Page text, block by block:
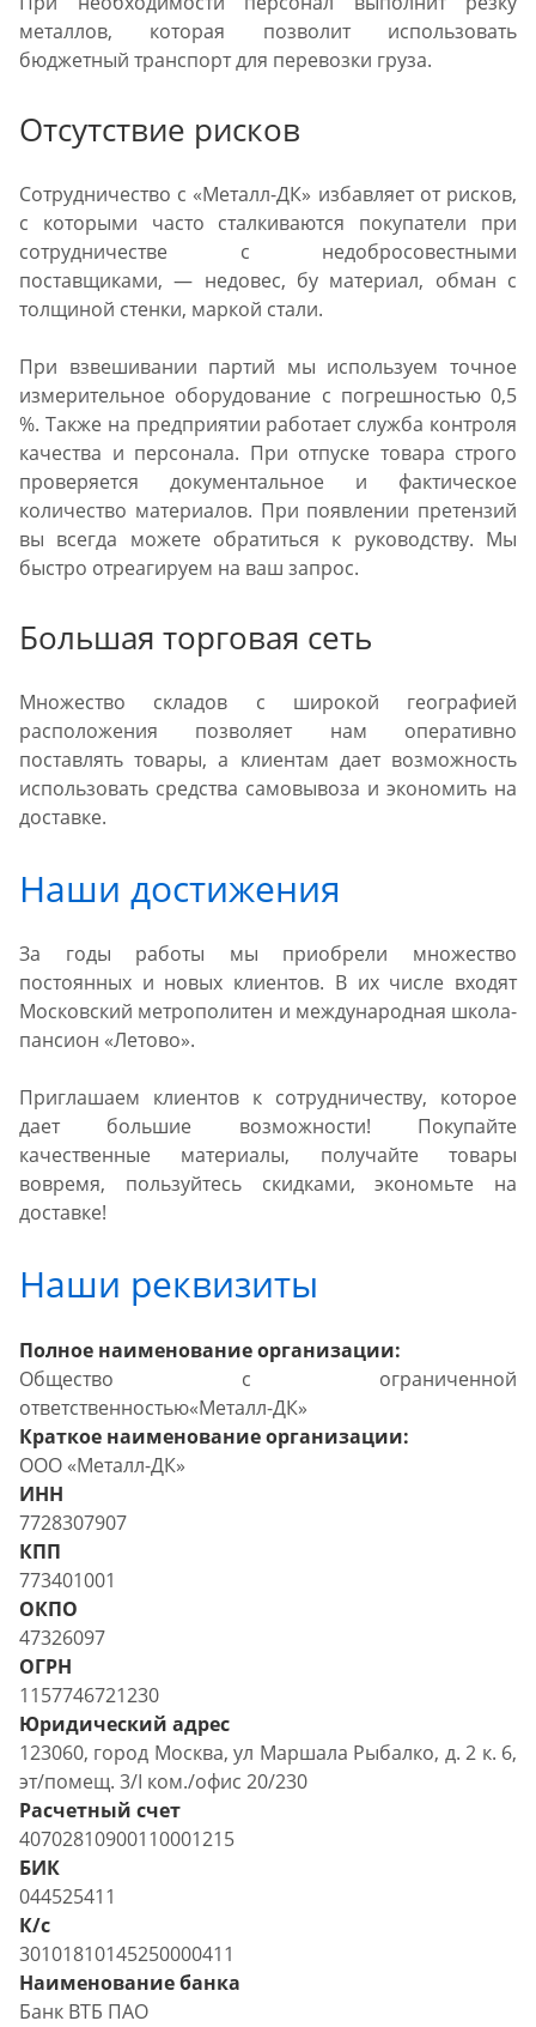
металлов, которая позволит использовать
бюджетный транспорт для перевозки груза.
Отсутствие рисков
Сотрудничество с «Металл-ДК» избавляет от рисков,
с которыми часто сталкиваются покупатели при
сотрудничестве с недобросовестными
поставщиками, — недовес, бу материал, обман с
толщиной стенки, маркой стали.
При взвешивании партий мы используем точное
измерительное оборудование с погрешностью 0,5
%. Также на предприятии работает служба контроля
качества и персонала. При отпуске товара строго
проверяется документальное и фактическое
количество материалов. При появлении претензий
вы всегда можете обратиться к руководству. Мы
быстро отреагируем на ваш запрос.
Большая торговая сеть
Множество складов с широкой географией
расположения позволяет нам оперативно
поставлять товары, а клиентам дает возможность
использовать средства самовывоза и экономить на
доставке.
Наши достижения
За годы работы мы приобрели множество
постоянных и новых клиентов. В их числе входят
Московский метрополитен и международная школа-
пансион «Летово».
Приглашаем клиентов к сотрудничеству, которое
дает большие возможности! Покупайте
качественные материалы, получайте товары
вовремя, пользуйтесь скидками, экономьте на
доставке!
Наши реквизиты
Полное наименование организации:
Общество с ограниченной
ответственностью«Металл-ДК»
Краткое наименование организации:
ООО «Металл-ДК»
ИНН
7728307907
КПП
773401001
ОКПО
47326097
ОГРН
1157746721230
Юридический адрес
123060, город Москва, ул Маршала Рыбалко, д. 2 к. 6,
эт/помещ. 3/I ком./офис 20/230
Расчетный счет
40702810900110001215
БИК
044525411
К/с
30101810145250000411
Наименование банка
Банк ВТБ ПАО